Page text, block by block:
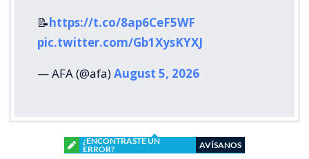
📝https://t.co/8ap6CeF5WF
pic.twitter.com/Gb1XysKYXJ
— AFA (@afa)August 5, 2026
¿ENCONTRASTE UN
ERROR?
AVÍSANOS